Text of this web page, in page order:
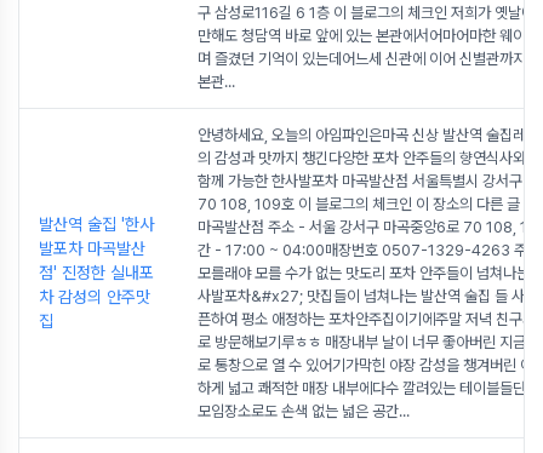
구 삼성로116길 6 1층 이 블로그의 체크인 저희가 옛날에
만해도 청담역 바로 앞에 있는 본관에서어마어마한 웨이
며 즐겼던 기억이 있는데어느세 신관에 이어 신별관까지
본관...
발산역 술집 '한사
발포차 마곡발산
점' 진정한 실내포
차 감성의 안주맛
집
안녕하세요, 오늘의 아임파인은마곡 신상 발산역 술집레
의 감성과 맛까지 챙긴다양한 포차 안주들의 향연식사와
함께 가능한 한사발포차 마곡발산점 서울특별시 강서구
70 108, 109호 이 블로그의 체크인 이 장소의 다른 글 한
마곡발산점 주소 - 서울 강서구 마곡중앙6로 70 108,
간 - 17:00 ~ 04:00매장번호 0507-1329-4263 주당
모를래야 모를 수가 없는 맛도리 포차 안주들이 넘쳐나는
사발포차&#x27; 맛집들이 넘쳐나는 발산역 술집 들 사이
픈하여 평소 애정하는 포차안주집이기에주말 저녁 친구와
로 방문해보기루ㅎㅎ 매장내부 날이 너무 좋아버린 지금
로 통창으로 열 수 있어기가막힌 야장 감성을 챙겨버린 이
하게 넓고 쾌적한 매장 내부에다수 깔려있는 테이블들단
모임장소로도 손색 없는 넓은 공간...